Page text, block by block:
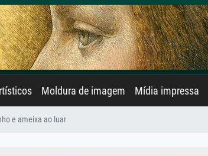
Moldura de imagem Mídia impressa
e ameixa ao luar